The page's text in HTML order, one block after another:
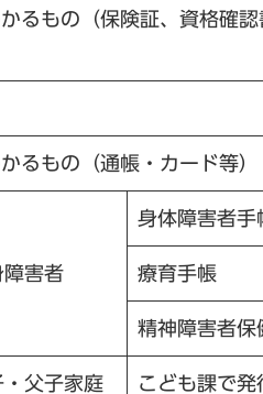
るもの（保険証、資格確
るもの（通帳・カード等）
障害者
身体障害者手
療育手帳
精神障害者保
・父子家庭
こども課で